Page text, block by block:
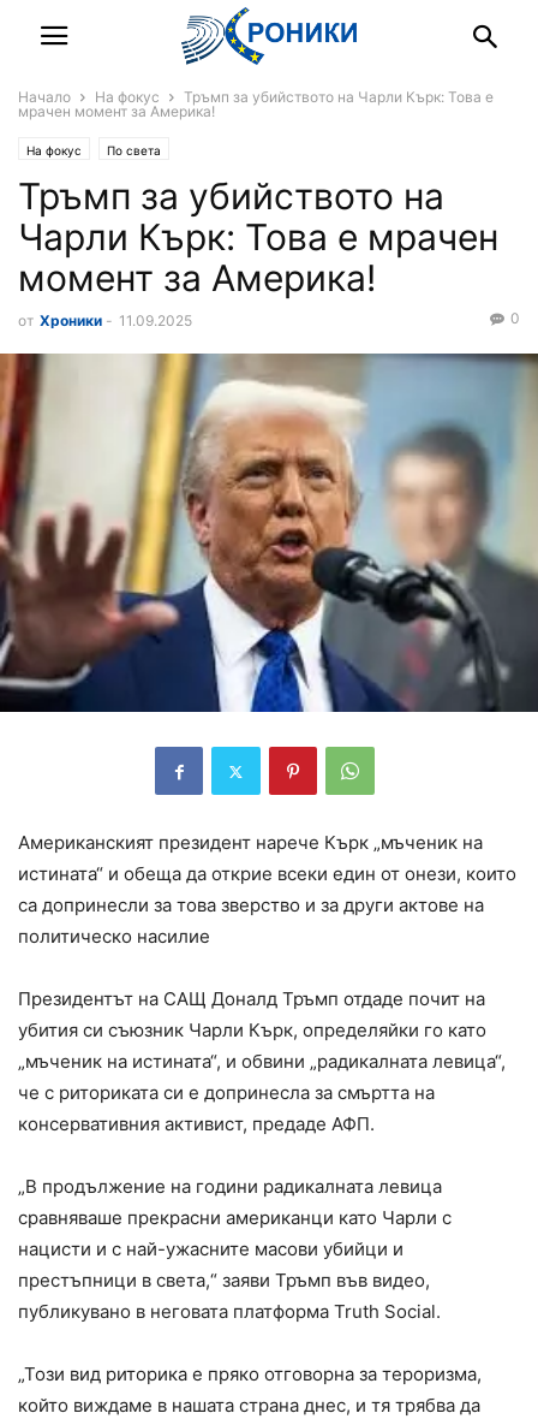
Начало На фокус
Тръмп за убийството на Чарли Кърк: Това е
мрачен момент за Америка!
На фокус По света
Тръмп за убийството на
Чарли Кърк: Това е мрачен
момент за Америка!
от Хроники - 11.09.2025 0
Американският президент нарече Кърк „мъченик на
истината“ и обеща да открие всеки един от онези, които
са допринесли за това зверство и за други актове на
политическо насилие
Президентът на САЩ Доналд Тръмп отдаде почит на
убития си съюзник Чарли Кърк, определяйки го като
„мъченик на истината“, и обвини „радикалната левица“,
че с риториката си е допринесла за смъртта на
консервативния активист, предаде АФП.
„В продължение на години радикалната левица
сравняваше прекрасни американци като Чарли с
нацисти и с най-ужасните масови убийци и
престъпници в света,“ заяви Тръмп във видео,
публикувано в неговата платформа Truth Social.
„Този вид риторика е пряко отговорна за тероризма,
който виждаме в нашата страна днес, и тя трябва да